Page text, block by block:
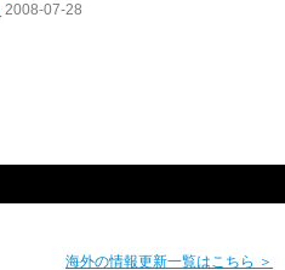
2008-07-28
海外の情報更新一覧はこちら ＞